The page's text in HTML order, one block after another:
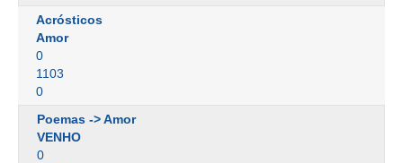
Acrósticos
Amor
0
1103
0
Poemas -> Amor
VENHO
0